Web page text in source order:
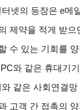
넷의 등장은 e메
제약을 적게 받으
수 있는 기회를
PC와 같은 휴대기
와 같은 사회연결
고객 간 접촉의